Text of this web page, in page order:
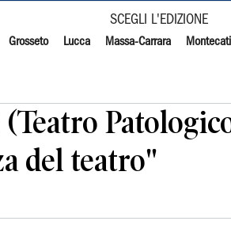
SCEGLI L'EDIZIONE
Grosseto Lucca Massa-Carrara
del teatro"